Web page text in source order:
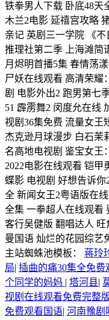
铁拳男人下载 卧底48天
木兰2电影 延禧宫攻略
亲记 英剧三一学院 《
推理社第二季 上海滩简
月烬明首播5集 春情荡
尸妖在线观看 高清荣耀
剧 电影外出2 跑男第七
51 霹雳舞2 闵度允在线
视剧36集免费 流量女王
杰克逊月球漫步 白石茉
名高地电视剧 鉴宝女王
2022电影在线观看 铠
蝶影 电视剧 好想告诉
全 新闻女王2粤语版在
全集 一拳超人在线观看
客行吴健版 翻唱达人
曼国语 灿烂的花园综艺
主站蜘蛛池模板： 蒋玲
局| 插曲的痛30集全免费
个同学的妈妈 | 塔河县|
视剧在线观看免费完整
免费观看国语| 河南豫剧